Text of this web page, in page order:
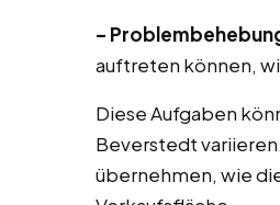
–
auftreten können,
Diese Aufgaben
Beverstedt
übernehmen, wie